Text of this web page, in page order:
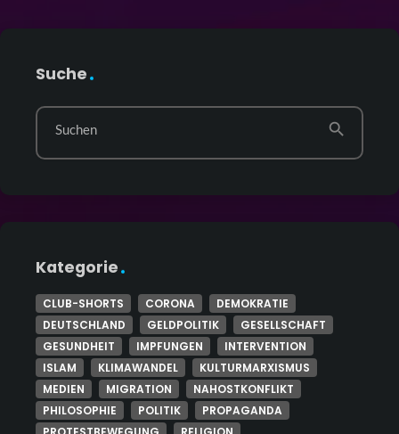
Suche
Suchen search
Kategorie
CLUB-SHORTS CORONA
DEMOKRATIE
DEUTSCHLAND
GELDPOLITIK
GESELLSCHAFT
GESUNDHEIT
IMPFUNGEN
INTERVENTION
ISLAM
KLIMAWANDEL
KULTURMARXISMUS
MEDIEN
MIGRATION
NAHOSTKONFLIKT
PHILOSOPHIE
POLITIK
PROPAGANDA